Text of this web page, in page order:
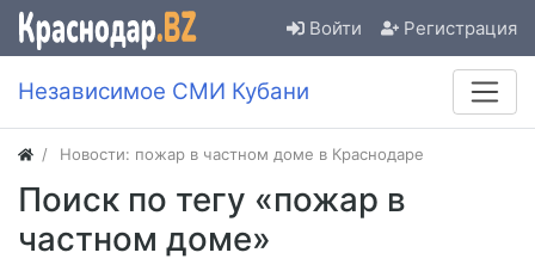
Войти Регистрация
Независимое СМИ Кубани
Новости: пожар в частном доме в Краснодаре
Поиск по тегу «пожар в
частном доме»